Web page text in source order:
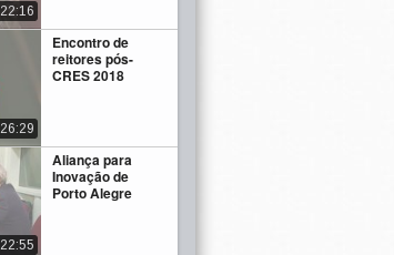
22:16
Encontro de
reitores pós-
CRES 2018
26:29
Aliança para
Inovação de
Porto Alegre
22:55